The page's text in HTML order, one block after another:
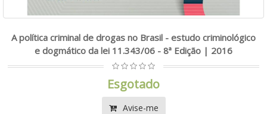
A política criminal de drogas no Brasil - estudo criminológico
e dogmático da lei 11.343/06 - 8ª Edição | 2016
Esgotado
Avise-me